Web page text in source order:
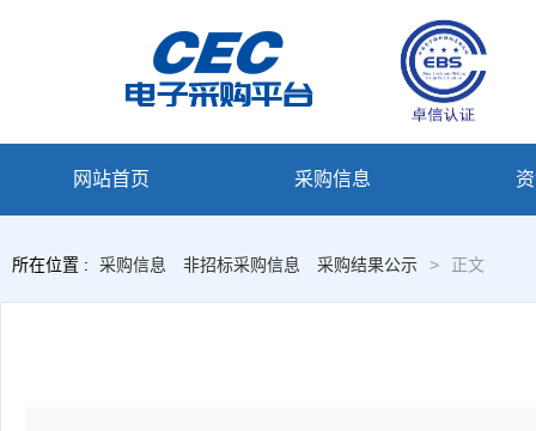
网站首页 采购信息
所在位置 : 采购信息 非招标采购信息 采购结果公示 > 正文